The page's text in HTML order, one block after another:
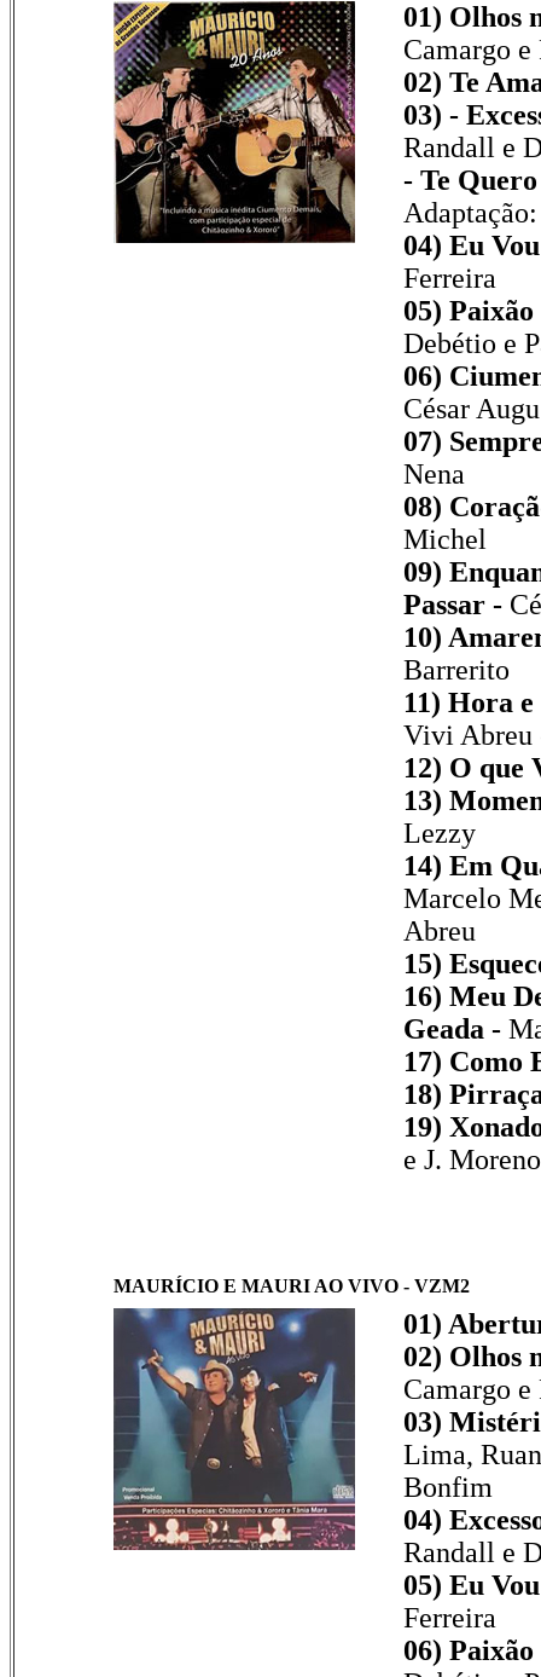
01) Olhos
Camargo e
02) Te
03) -
Randall e
- Te
04) Eu
Ferreira
05)
Debétio e
06)
César
07)
Nena
08)
Michel
09)
Passar -
10)
Barrerito
11) Hora
Vivi Abreu
12) O que
13)
Lezzy
14) Em
Marcelo
Abreu
15)
16) Meu
Geada -
17) Como
18)
19)
e J. Moreno
MAURÍCIO E MAURI AO VIVO - VZM2
01)
02) Olhos
Camargo e
03)
Lima,
Bonfim
04)
Randall e
05) Eu
Ferreira
06)